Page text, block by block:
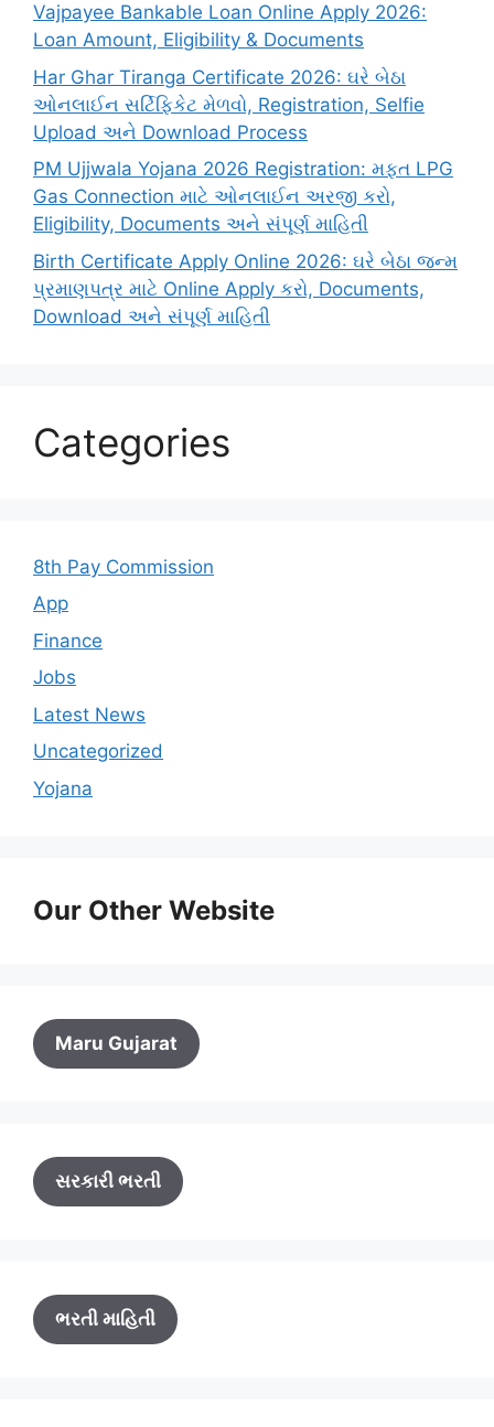
Vajpayee Bankable Loan Online Apply 2026:
Loan Amount, Eligibility & Documents
Har Ghar Tiranga Certificate 2026: ઘરે બેઠા
ઓનલાઈન સર્ટિફિકેટ મેળવો, Registration, Selfie
Upload અને Download Process
PM Ujjwala Yojana 2026 Registration: મફત LPG
Gas Connection માટે ઓનલાઈન અરજી કરો,
Eligibility, Documents અને સંપૂર્ણ માહિતી
Birth Certificate Apply Online 2026: ઘરે બેઠા જન્મ
પ્રમાણપત્ર માટે Online Apply કરો, Documents,
Download અને સંપૂર્ણ માહિતી
Categories
8th Pay Commission
App
Finance
Jobs
Latest News
Uncategorized
Yojana
Our Other Website
Maru Gujarat
સરકારી ભરતી
ભરતી માહિતી